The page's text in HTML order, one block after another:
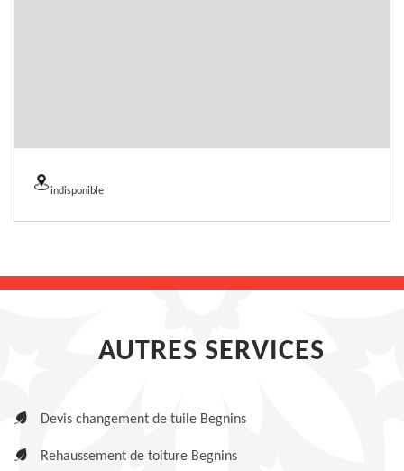
indisponible
AUTRES SERVICES
Devis changement de tuile Begnins
Rehaussement de toiture Begnins